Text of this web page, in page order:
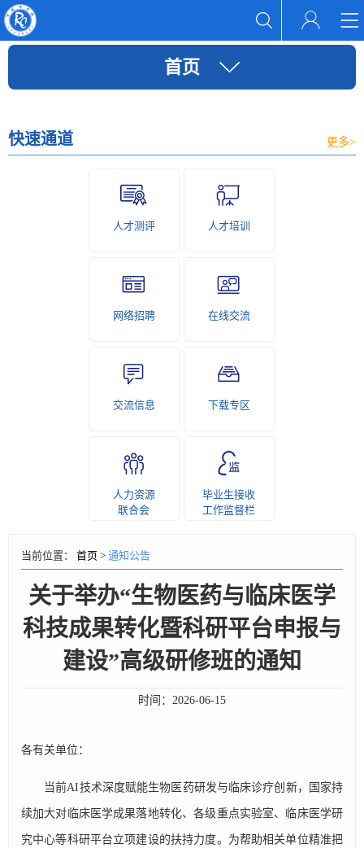
首页
快速通道 更多>
人才测评 人才培训
网络招聘 在线交流
交流信息 下载专区
人力资源
联合会
毕业生接收
工作监督栏
当前位置： 首页 > 通知公告
关于举办“生物医药与临床医学
科技成果转化暨科研平台申报与
建设”高级研修班的通知
时间： 2026-06-15
各有关单位：
当前AI技术深度赋能生物医药研发与临床诊疗创新，国家持
续加大对临床医学成果落地转化、各级重点实验室、临床医学研
究中心等科研平台立项建设的扶持力度。为帮助相关单位精准把